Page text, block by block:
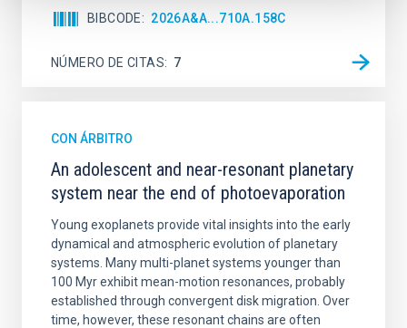
BIBCODE 2026A&A...710A.158C
NÚMERO DE CITAS 7
CON ÁRBITRO
An adolescent and near-resonant planetary
system near the end of photoevaporation
Young exoplanets provide vital insights into the early
dynamical and atmospheric evolution of planetary
systems. Many multi-planet systems younger than
100 Myr exhibit mean-motion resonances, probably
established through convergent disk migration. Over
time, however, these resonant chains are often